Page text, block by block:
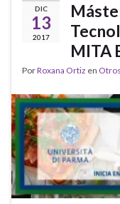
DIC
13
2017
MITA
PorRoxana Ortiz en